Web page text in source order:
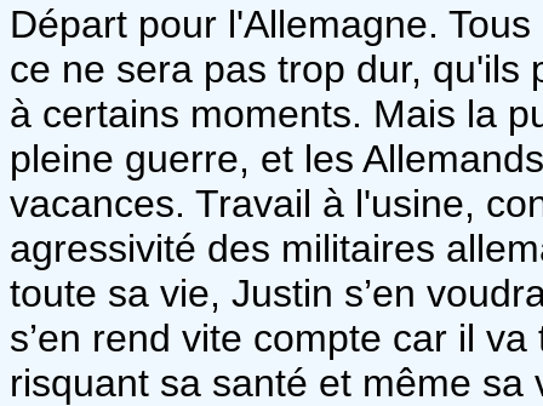
Départ pour l'Allemagne.
ce ne sera pas trop dur, qu'ils
à certains moments. Mais la
pleine guerre, et les
vacances. Travail à l'usine,
agressivité des militaires
toute sa vie, Justin s’en
s’en rend vite compte car il
risquant sa santé et même